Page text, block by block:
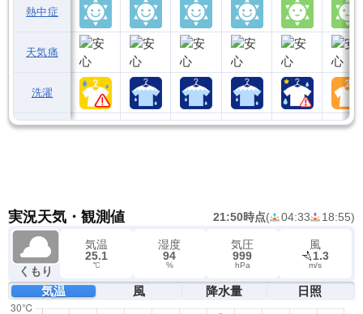
熱中症
天気痛
洗濯
実況天気・観測値 21:50時点( 04:33 18:55)
くもり
気温
25.1
℃
湿度
94
%
気圧
999
hPa
風
1.3
m/s
気温 風 降水量 日照